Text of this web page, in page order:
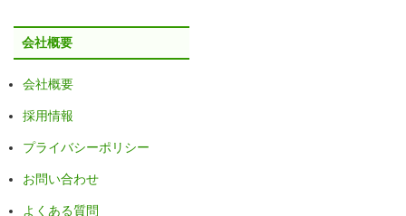
会社概要
会社概要
採用情報
プライバシーポリシー
お問い合わせ
よくある質問